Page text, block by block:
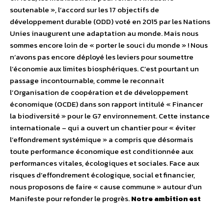
soutenable », l’accord sur les 17 objectifs de
développement durable (ODD) voté en 2015 par les Nations
Unies inaugurent une adaptation au monde. Mais nous
sommes encore loin de « porter le souci du monde » ! Nous
n’avons pas encore déployé les leviers pour soumettre
l’économie aux limites biosphériques. C’est pourtant un
passage incontournable, comme le reconnait
l’Organisation de coopération et de développement
économique (OCDE) dans son rapport intitulé « Financer
la biodiversité » pour le G7 environnement. Cette instance
internationale – qui a ouvert un chantier pour « éviter
l’effondrement systémique » a compris que désormais
toute performance économique est conditionnée aux
performances vitales, écologiques et sociales. Face aux
risques d’effondrement écologique, social et financier,
nous proposons de faire « cause commune » autour d’un
Manifeste pour refonder le progrès.Notre ambition est